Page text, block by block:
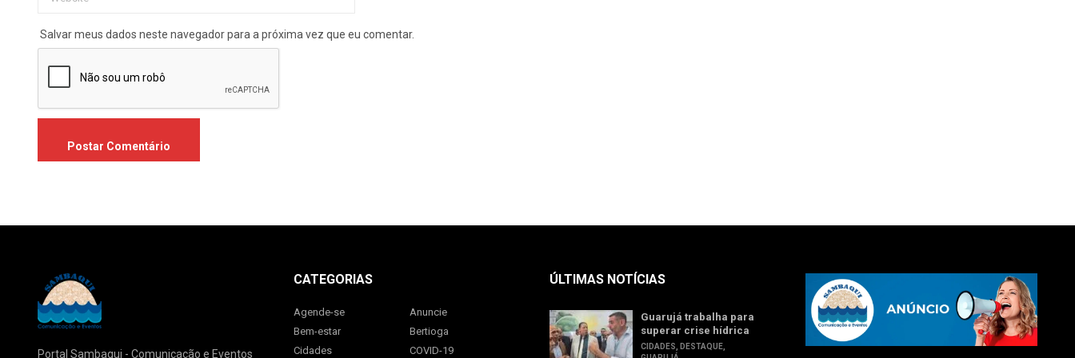
Salvar meus dados neste navegador para a próxima vez que eu comentar.
Portal Sambaqui - Comunicação e Eventos
CATEGORIAS
Agende-se
Anuncie
Bem-estar
Bertioga
Cidades
COVID-19
ÚLTIMAS NOTÍCIAS
Guarujá trabalha para
superar crise hídrica
CIDADES DESTAQUE